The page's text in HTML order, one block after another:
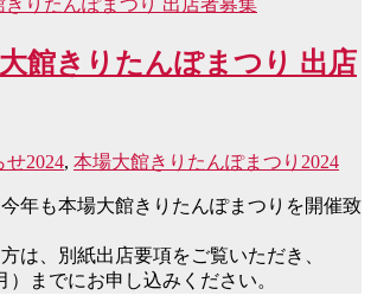
館きりたんぽまつり 出店
せ2024, 本場大館きりたんぽまつり2024
年も本場大館きりたんぽまつりを開催致
は、別紙出店要項をご覧いただき、
）までにお申し込みください。